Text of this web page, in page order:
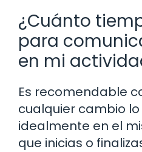
¿Cuánto
para
en mi
Es recomendable
cualquier cambio
idealmente en el
que inicias o